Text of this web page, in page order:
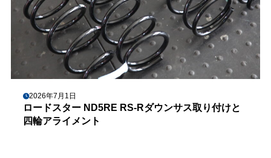
2026年7月1日
ロードスター ND5RE RS-Rダウンサス取り付けと
四輪アライメント